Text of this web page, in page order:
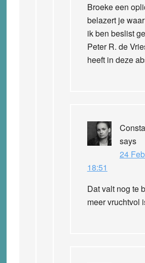
Broeke een
belazert je
ik ben beslist
Peter R. de
heeft in deze
says
24
18:51
Dat valt nog te
meer vruchtvol